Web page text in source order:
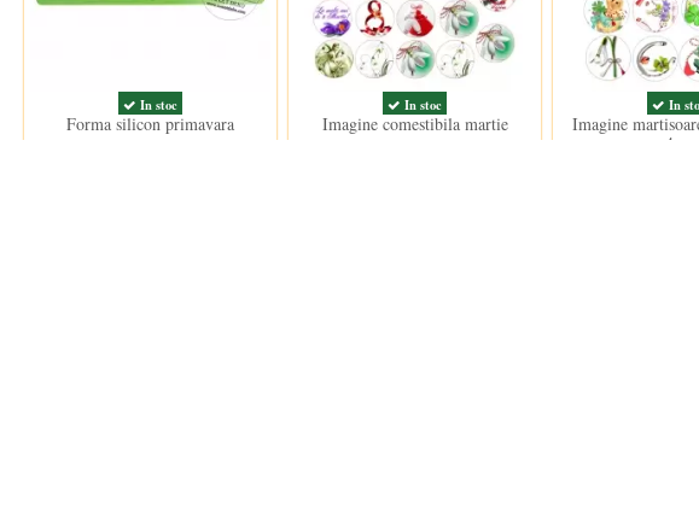
In stoc
Forma silicon primavara
In stoc
Imagine comestibila martie
In
Imagine
4cm